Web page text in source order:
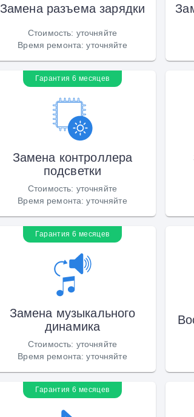
Замена разъема зарядки
Стоимость: уточняйте
Время ремонта:уточняйте
Гарантия 6 месяцев
Замена контроллера
подсветки
Стоимость: уточняйте
Время ремонта:уточняйте
Гарантия 6 месяцев
Замена музыкального
динамика
Стоимость: уточняйте
Время ремонта:уточняйте
Гарантия 6 месяцев